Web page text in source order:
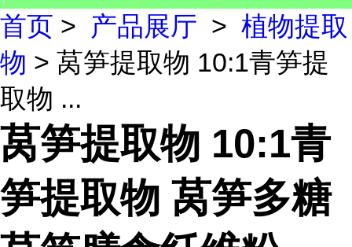
首页 > 产品展厅 > 植物提取
物 > 莴笋提取物 10:1青笋提
取物 ...
莴笋提取物 10:1青
笋提取物 莴笋多糖